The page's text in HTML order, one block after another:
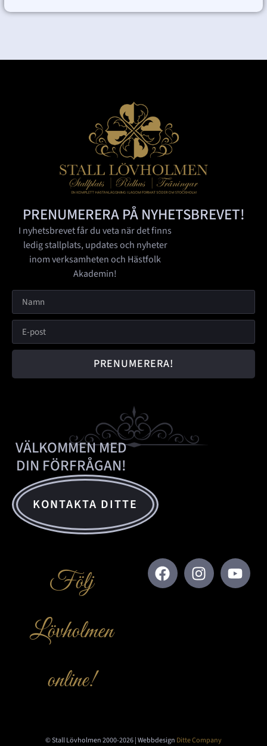
VÄLKOMMEN MED
DIN FÖRFRÅGAN!
KONTAKTA DITTE
PRENUMERERA PÅ NYHETSBREVET!
I nyhetsbrevet får du veta när det finns
ledig stallplats, updates och nyheter
inom verksamheten och Hästfolk
Akademin!
PRENUMERERA!
Följ
Lövholmen
online!
© Stall Lövholmen 2000-2026 | Webbdesign Ditte Company